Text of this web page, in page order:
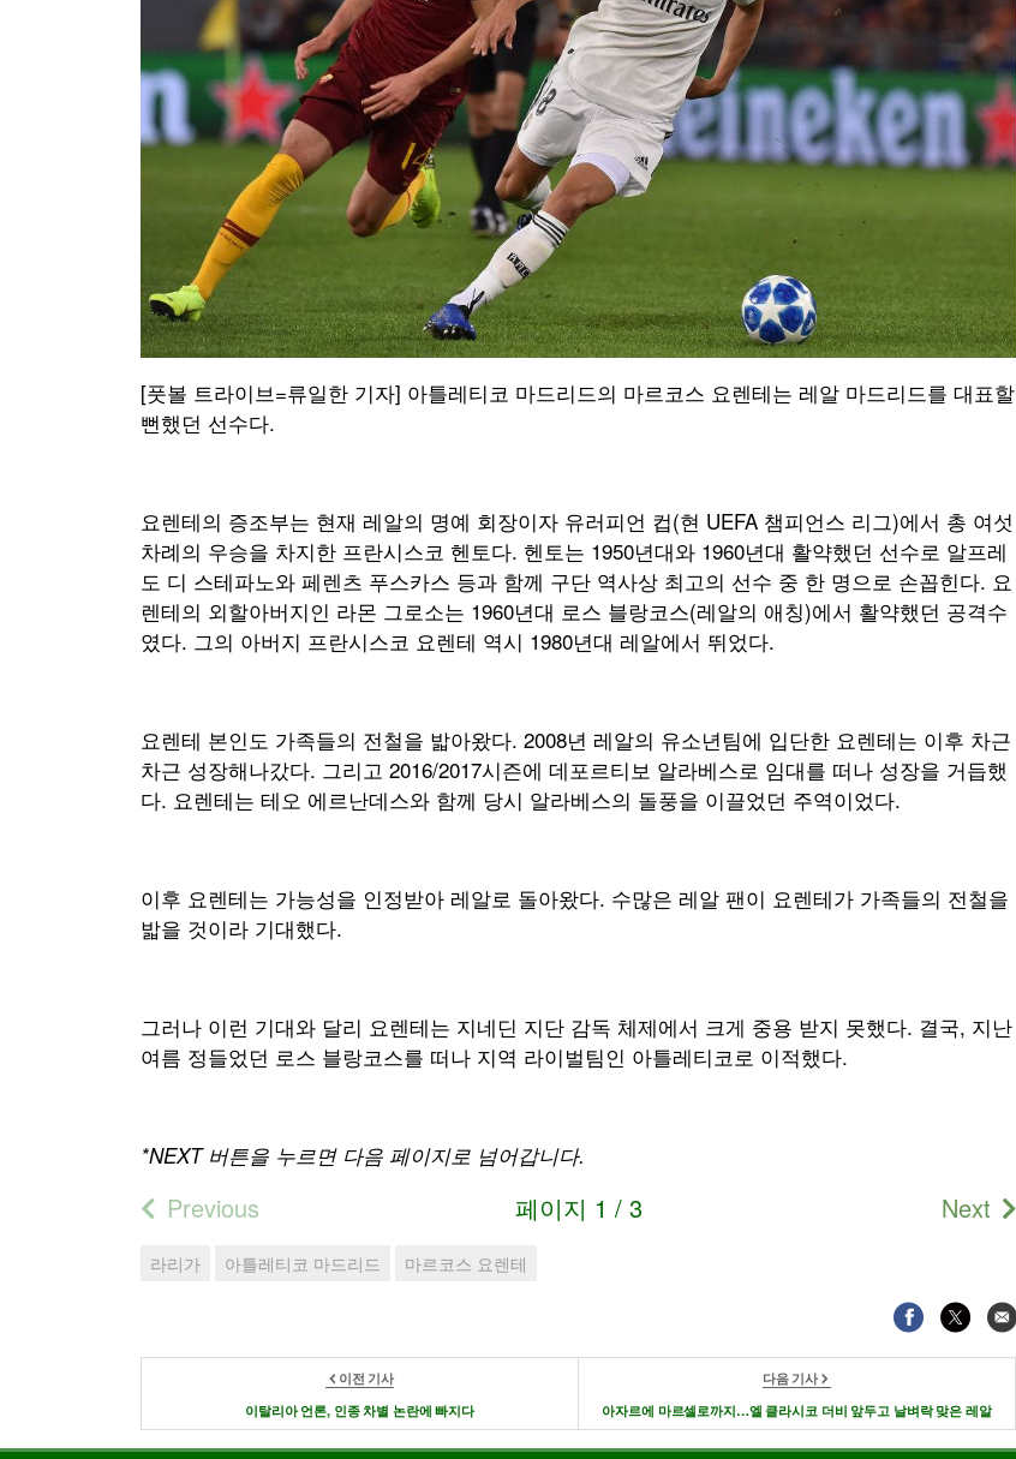
[풋볼 트라이브=류일한 기자] 아틀레티코 마드리드의 마르코스 요렌테는 레알 마드리드를 대표할
뻔했던 선수다.
요렌테의 증조부는 현재 레알의 명예 회장이자 유러피언 컵(현 UEFA 챔피언스 리그)에서 총 여섯
차례의 우승을 차지한 프란시스코 헨토다. 헨토는 1950년대와 1960년대 활약했던 선수로 알프레
도 디 스테파노와 페렌츠 푸스카스 등과 함께 구단 역사상 최고의 선수 중 한 명으로 손꼽힌다. 요
렌테의 외할아버지인 라몬 그로소는 1960년대 로스 블랑코스(레알의 애칭)에서 활약했던 공격수
였다. 그의 아버지 프란시스코 요렌테 역시 1980년대 레알에서 뛰었다.
요렌테 본인도 가족들의 전철을 밟아왔다. 2008년 레알의 유소년팀에 입단한 요렌테는 이후 차근
차근 성장해나갔다. 그리고 2016/2017시즌에 데포르티보 알라베스로 임대를 떠나 성장을 거듭했
다. 요렌테는 테오 에르난데스와 함께 당시 알라베스의 돌풍을 이끌었던 주역이었다.
이후 요렌테는 가능성을 인정받아 레알로 돌아왔다. 수많은 레알 팬이 요렌테가 가족들의 전철을
밟을 것이라 기대했다.
그러나 이런 기대와 달리 요렌테는 지네딘 지단 감독 체제에서 크게 중용 받지 못했다. 결국, 지난
여름 정들었던 로스 블랑코스를 떠나 지역 라이벌팀인 아틀레티코로 이적했다.
*NEXT 버튼을 누르면 다음 페이지로 넘어갑니다.
Previous 페이지 1 / 3 Next
라리가 아틀레티코 마드리드 마르코스 요렌테
이전 기사
이탈리아 언론, 인종 차별 논란에 빠지다
다음 기사
아자르에 마르셀로까지…엘 클라시코 더비 앞두고 날벼락 맞은 레알